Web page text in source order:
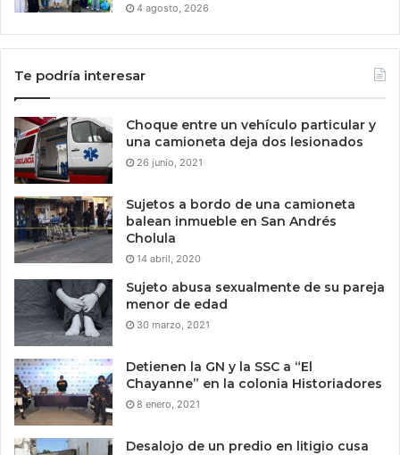
4 agosto, 2026
Te podría interesar
Choque entre un vehículo particular y
una camioneta deja dos lesionados
26 junio, 2021
Sujetos a bordo de una camioneta
balean inmueble en San Andrés
Cholula
14 abril, 2020
Sujeto abusa sexualmente de su pareja
menor de edad
30 marzo, 2021
Detienen la GN y la SSC a “El
Chayanne” en la colonia Historiadores
8 enero, 2021
Desalojo de un predio en litigio cusa